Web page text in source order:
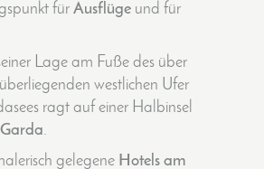
für Ausflüge und für
Lage am Fuße des über
westlichen Ufer
ragt auf einer Halbinsel
.
gelegene Hotels am